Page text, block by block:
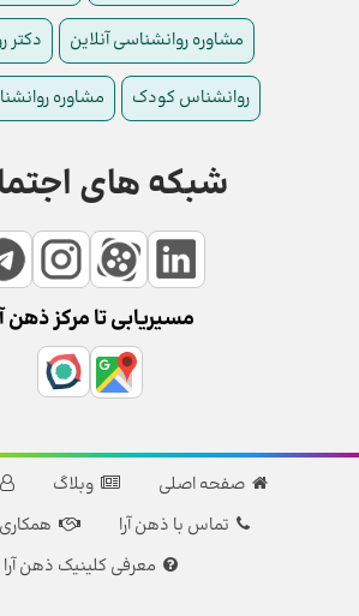
مشاوره روانشناسی آنلاین دکتر
روانشناس کودک مشاوره
شبکه های
مسیریابی تا مرکز ذهن
صفحه اصلی وبلاگ
تماس با ذهن آرا
معرفی کلینیک ذهن آرا